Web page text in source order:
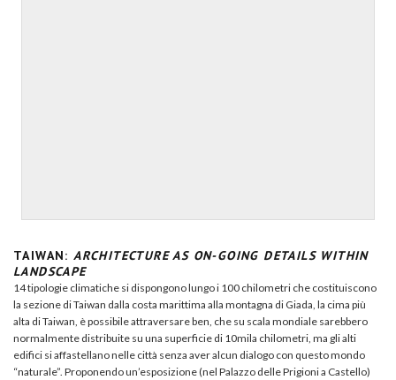
TAIWAN:ARCHITECTURE AS ON-GOING DETAILS WITHIN
LANDSCAPE
14 tipologie climatiche si dispongono lungo i 100 chilometri che costituiscono
la sezione di Taiwan dalla costa marittima alla montagna di Giada, la cima più
alta di Taiwan, è possibile attraversare ben, che su scala mondiale sarebbero
normalmente distribuite su una superficie di 10mila chilometri, ma gli alti
edifici si affastellano nelle città senza aver alcun dialogo con questo mondo
“naturale”. Proponendo un’esposizione (nel Palazzo delle Prigioni a Castello)